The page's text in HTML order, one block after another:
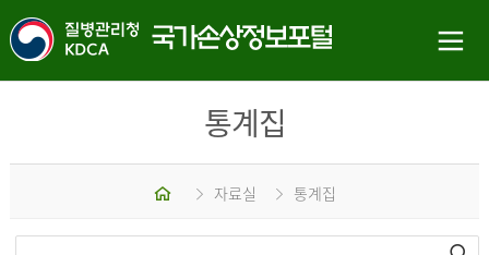
통계집
홈 자료실 통계집